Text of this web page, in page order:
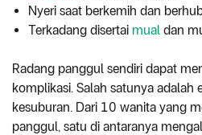
Nyeri saat berkemih dan
Terkadang disertai mual dan
Radang panggul sendiri dapat
komplikasi. Salah satunya adalah
kesuburan. Dari 10 wanita yang
panggul, satu di antaranya